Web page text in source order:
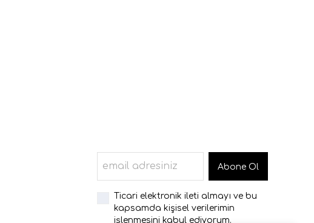
Abone Ol
Ticari elektronik ileti almayı ve bu
kapsamda kişisel verilerimin
işlenmesini kabul ediyorum.